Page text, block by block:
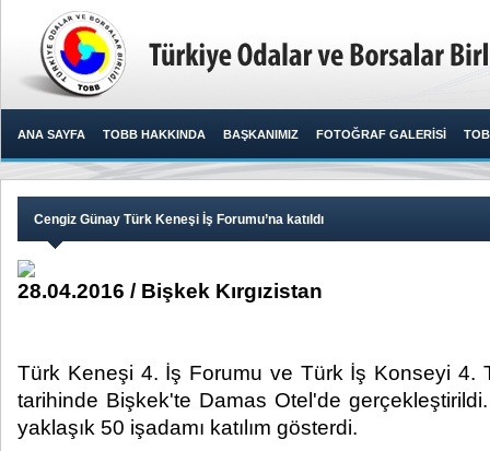
ANA SAYFA TOBB HAKKINDA BAŞKANIMIZ FOTOĞRAF GALERİSİ
Cengiz Günay Türk Keneşi İş Forumu’na katıldı
28.04.2016 / Bişkek Kırgızistan
Türk Keneşi 4. İş Forumu ve Türk İş Konseyi 4.
tarihinde Bişkek'te Damas Otel'de
yaklaşık 50 işadamı katılım gösterdi.​